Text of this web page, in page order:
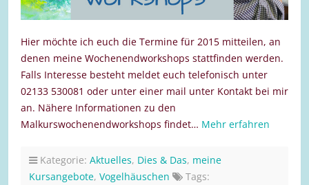
Hier möchte ich euch die Termine für 2015 mitteilen, an
denen meine Wochenendworkshops stattfinden werden.
Falls Interesse besteht meldet euch telefonisch unter
02133 530081 oder unter einer mail unter Kontakt bei mir
an. Nähere Informationen zu den
Malkurswochenendworkshops findet… Mehr erfahren
Kategorie: Aktuelles, Dies & Das, meine
Kursangebote, Vogelhäuschen
Tags: